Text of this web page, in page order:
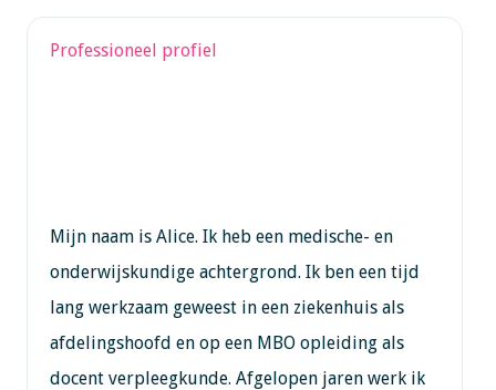
Professioneel profiel
Mijn naam is Alice. Ik heb een medische- en
onderwijskundige achtergrond. Ik ben een tijd
lang werkzaam geweest in een ziekenhuis als
afdelingshoofd en op een MBO opleiding als
docent verpleegkunde. Afgelopen jaren werk ik